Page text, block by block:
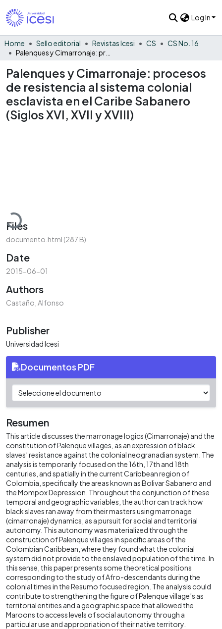
Log In
Home Sello editorial Revistas Icesi CS
CS No. 16
Palenques y Cimarronaje: procesos
de resistencia al sistema colonial
esclavista en el Caribe Sabanero
(Siglos XVI, XVII y XVIII)
Loading...
Files
documento.html (287 B)
Date
2015-06-01
Authors
Castaño, Alfonso
Publisher
Universidad Icesi
Documentos PDF
Resumen
This article discusses the marronage logics (Cimarronaje) and the
constitution of Palenque villages, as an expression of black
slaves’ resistance against the colonial neogranadian system. The
analysis is temporarily focused on the 16th, 17th and 18th
centuries, and spatially in the current Caribbean region of
Colombia, specifically the areas known as Bolivar Sabanero and
the Mompox Depression. Throughout the conjunction of these
temporal and geographic variables, the author can track how
black slaves ran away from their masters using marronage
(cimarronaje) dynamics, as a pursuit for social and territorial
autonomy. This autonomy was materialized through the
construction of Palenque villages in specific areas of the
Colombian Caribbean, where they found what the colonial
system did not provide to the enslaved population of the time. In
this sense, this paper presents some theoretical positions
corresponding to the study of Afro-descendants during the
colonial times in the Resumo focused region. The analysis could
contribute to strengthening the figure of Palenque village’s as
territorial entities and a geographic space that allowed the
Maroons to access levels of social autonomy through a
particular use and appropriation of their native territory.